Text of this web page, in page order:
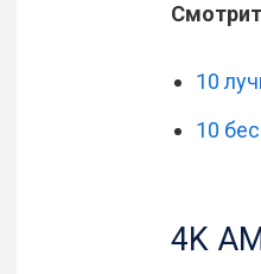
10
10
4K